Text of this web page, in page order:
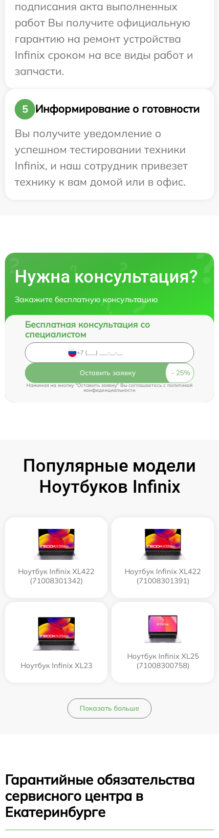
подписания акта выполненных
работ Вы получите официальную
гарантию на ремонт устройства
Infinix сроком на все виды работ и
запчасти.
5
Информирование о готовности
Вы получите уведомление о
успешном тестировании техники
Infinix, и наш сотрудник привезет
технику к вам домой или в офис.
Нужна консультация?
Закажите бесплатную консультацию
Бесплатная консультация со
специалистом
Оставить заявку
Нажимая на кнопку "Оставить заявку" Вы соглашаетесь cполитикой
конфиденциальности
Популярные модели
Ноутбуков Infinix
Ноутбук Infinix XL422
(71008301342)
Ноутбук Infinix XL422
(71008301391)
Ноутбук Infinix XL23
Ноутбук Infinix XL25
(71008300758)
Показать больше
Гарантийные обязательства
сервисного центра в
Екатеринбурге